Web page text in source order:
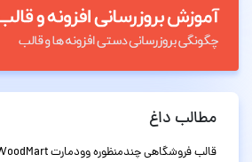
مطالب داغ